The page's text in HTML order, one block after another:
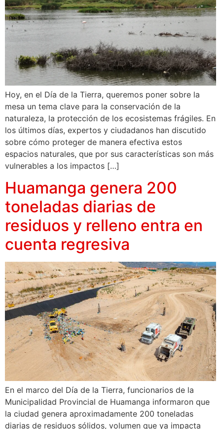
Hoy, en el Día de la Tierra, queremos poner sobre la
mesa un tema clave para la conservación de la
naturaleza, la protección de los ecosistemas frágiles. En
los últimos días, expertos y ciudadanos han discutido
sobre cómo proteger de manera efectiva estos
espacios naturales, que por sus características son más
vulnerables a los impactos […]
Huamanga genera 200
toneladas diarias de
residuos y relleno entra en
cuenta regresiva
En el marco del Día de la Tierra, funcionarios de la
Municipalidad Provincial de Huamanga informaron que
la ciudad genera aproximadamente 200 toneladas
diarias de residuos sólidos, volumen que ya impacta